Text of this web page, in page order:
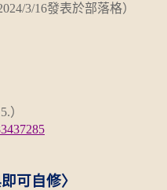
3/16發表於部落格）
）
可自修〉